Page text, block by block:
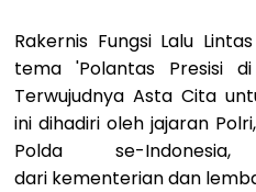
Rakernis Fungsi Lalu
tema 'Polantas Presisi
Terwujudnya Asta Cita
ini dihadirioleh jajaran
Polda se-
dari kementerian dan